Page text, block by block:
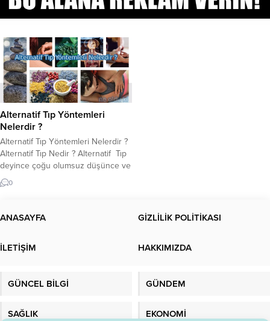
Alternatif Tıp Yöntemleri
Nelerdir ?
Alternatif Tıp Yöntemleri Nelerdir ?
Alternatif Tıp Nedir ? Alternatif Tıp
deyince çoğu olumsuz düşünce ve
faydasız bir bilgi gibi düşünebilir. Ya
da alternatif Tıp çaresizlik sonucu
çoğu kişide.Alternatif tıp; Tedavi
kanıtlanamayan geleneksel veya
0
ANASAYFA GİZLİLİK POLİTİKASI
İLETİŞİM HAKKIMIZDA
GÜNCEL BİLGİ GÜNDEM
SAĞLIK EKONOMİ